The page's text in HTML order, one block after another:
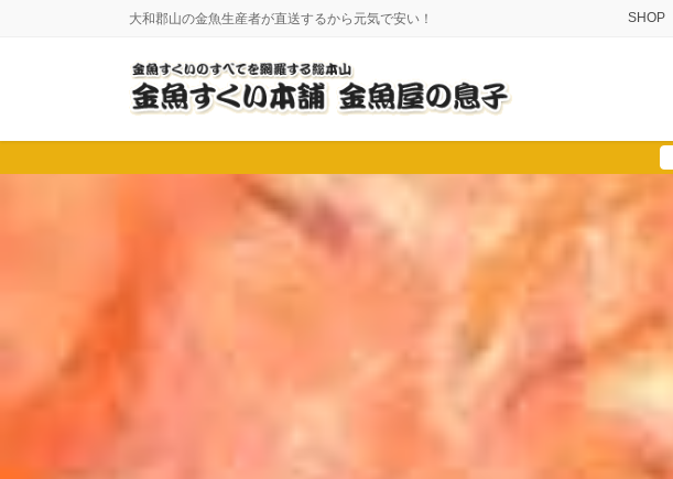
に
移
ョ
ン
大和郡山の金魚生産者が直送するから元気で安い！ SHOP